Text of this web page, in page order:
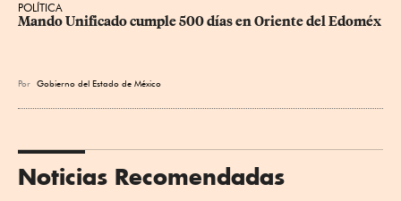
POLÍTICA
Mando Unificado cumple 500 días en Oriente del Edoméx
Por Gobierno del Estado de México
Noticias Recomendadas